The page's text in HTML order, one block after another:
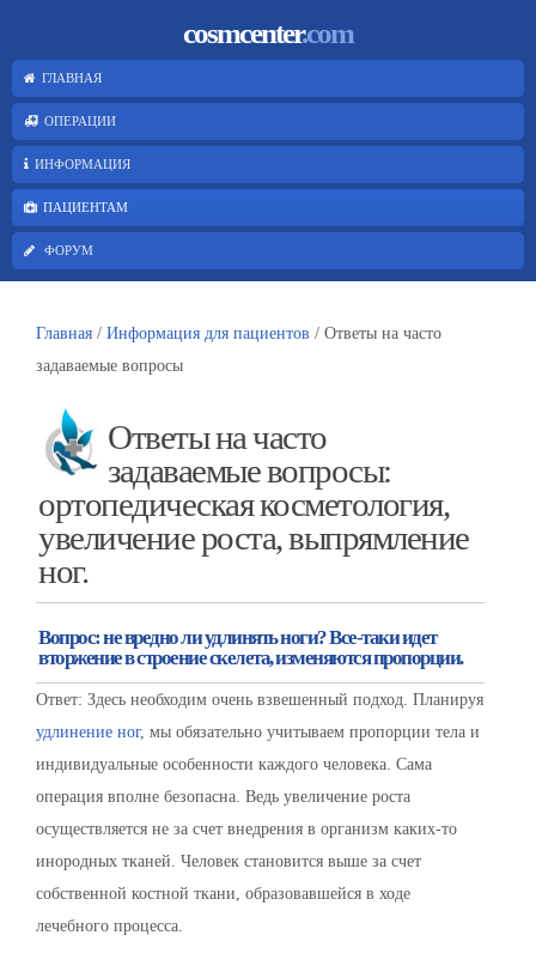
cosmcenter.com
ГЛАВНАЯ
ОПЕРАЦИИ
ИНФОРМАЦИЯ
ПАЦИЕНТАМ
ФОРУМ
Главная / Информация для пациентов / Ответы на часто
задаваемые вопросы
Ответы на часто
задаваемые вопросы:
ортопедическая косметология,
увеличение роста, выпрямление
ног.
Вопрос: не вредно ли удлинять ноги? Все-таки идет
вторжение в строение скелета, изменяются пропорции.
Ответ: Здесь необходим очень взвешенный подход. Планируя
удлинение ног, мы обязательно учитываем пропорции тела и
индивидуальные особенности каждого человека. Сама
операция вполне безопасна. Ведь увеличение роста
осуществляется не за счет внедрения в организм каких-то
инородных тканей. Человек становится выше за счет
собственной костной ткани, образовавшейся в ходе
лечебного процесса.